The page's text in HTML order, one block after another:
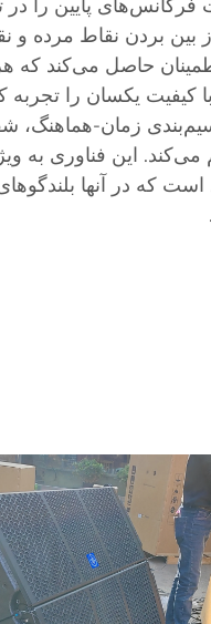
فرکانس‌های پایین را
بین بردن نقاط مرده
حاصل می‌کند که
کیفیت یکسان را تجربه
زمان-هماهنگ،
این فناوری به
که در آنها